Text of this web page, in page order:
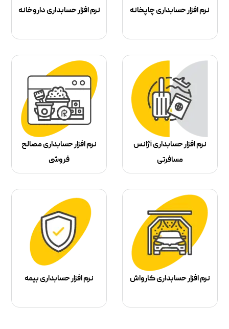
نرم افزار حسابداری چاپخانه نرم افزار حسابداری داروخانه
نرم افزار حسابداری آژانس
مسافرتی
نرم افزار حسابداری مصالح
فروشی
نرم افزار حسابداری کارواش نرم افزار حسابداری بیمه